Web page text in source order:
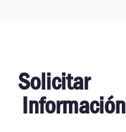
Solicitar
Información